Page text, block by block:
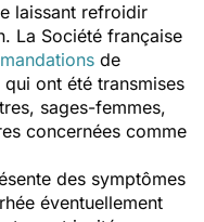
laissant refroidir
La Société française
de
ont été transmises
sages-femmes,
concernées comme
des symptômes
éventuellement